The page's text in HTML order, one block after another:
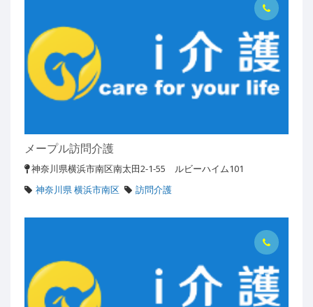
メープル訪問介護
神奈川県横浜市南区南太田2-1-55 ルビーハイム101
神奈川県 横浜市南区
訪問介護